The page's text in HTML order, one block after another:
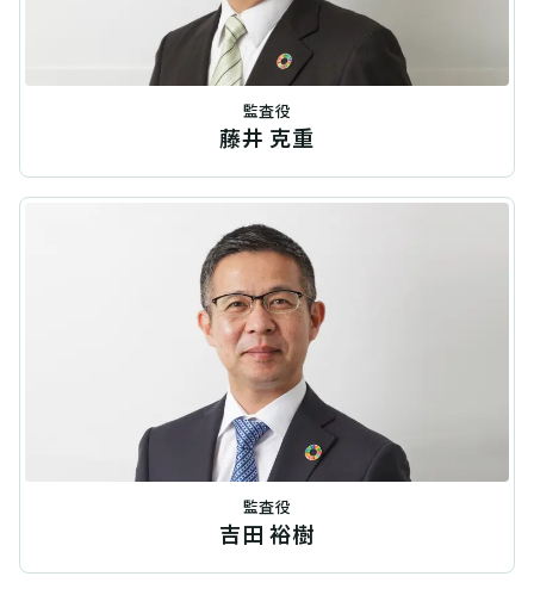
監査役
藤井 克重
監査役
吉田 裕樹